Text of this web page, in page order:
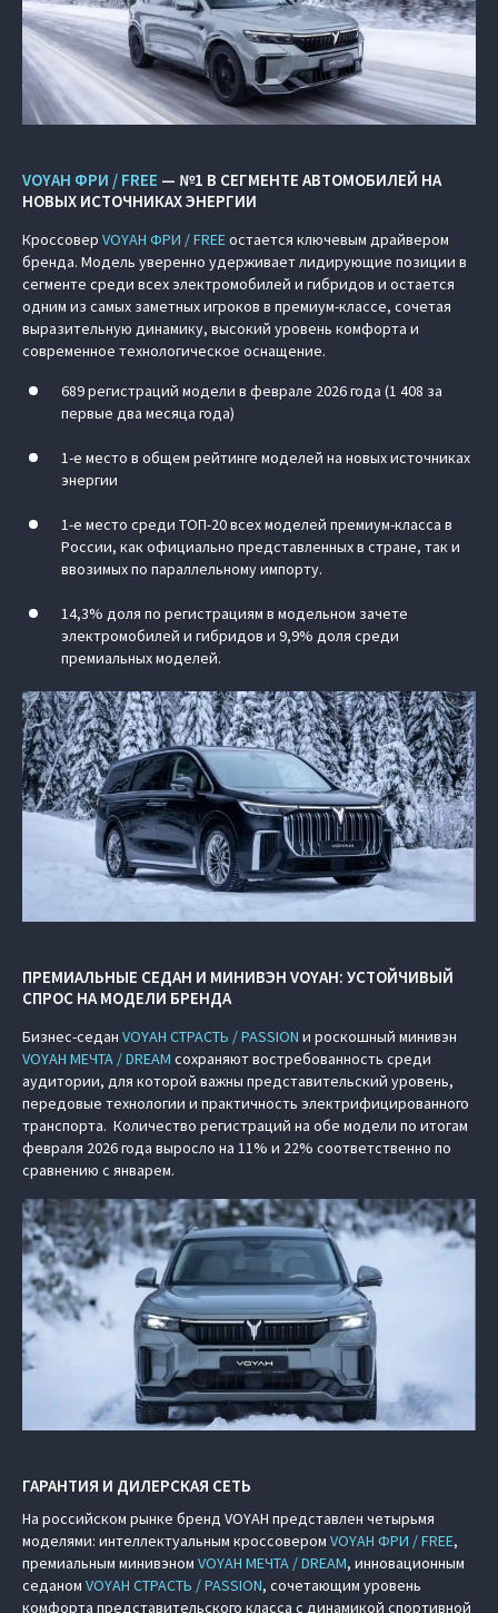
VOYAH ФРИ / FREE — №1 В СЕГМЕНТЕ АВТОМОБИЛЕЙ НА
НОВЫХ ИСТОЧНИКАХ ЭНЕРГИИ
Кроссовер VOYAH ФРИ / FREEостается ключевым драйвером
бренда. Модель уверенно удерживает лидирующие позиции в
сегменте среди всех электромобилей и гибридов и остается
одним из самых заметных игроков в премиум-классе, сочетая
выразительную динамику, высокий уровень комфорта и
современное технологическое оснащение.
689 регистраций модели в феврале 2026 года (1 408 за
первые два месяца года)
1-е место в общем рейтинге моделей на новых источниках
энергии
1-е место среди ТОП-20 всех моделей премиум-класса в
России, как официально представленных в стране, так и
ввозимых по параллельному импорту.
14,3% доля по регистрациям в модельном зачете
электромобилей и гибридов и 9,9% доля среди
премиальных моделей.
ПРЕМИАЛЬНЫЕ СЕДАН И МИНИВЭН VOYAH: УСТОЙЧИВЫЙ
СПРОС НА МОДЕЛИ БРЕНДА
Бизнес-седан VOYAH СТРАСТЬ / PASSION и роскошный минивэн
VOYAH МЕЧТА / DREAM сохраняют востребованность среди
аудитории, для которой важны представительский уровень,
передовые технологии и практичность электрифицированного
транспорта. Количество регистраций на обе модели по итогам
февраля 2026 года выросло на 11% и 22% соответственно по
сравнению с январем.
ГАРАНТИЯ И ДИЛЕРСКАЯ СЕТЬ
На российском рынке бренд VOYAH представлен четырьмя
моделями: интеллектуальным кроссовером VOYAH ФРИ / FREE,
премиальным минивэном VOYAH МЕЧТА / DREAM, инновационным
седаном VOYAH СТРАСТЬ / PASSION, сочетающим уровень
комфорта представительского класса с динамикой спортивной